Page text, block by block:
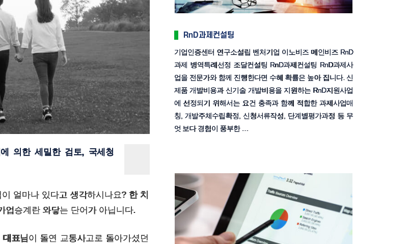
의한 세밀한 검토, 국세청
얼마나 있다고 생각하시나요? 한 치
업승계란 와닿는 단어가 아닙니다.
표님 이 돌연 교통사고로 돌아가셨던
RnD과제컨설팅
기업인증센터 연구소설립 벤처기업 이노비즈 메인비즈 RnD
과제 병역특례선정 조달컨설팅 RnD과제컨설팅 RnD과제사
업을 전문가와 함께 진행한다면 수혜 확률은 높아 집니다. 신
제품 개발비용과 신기술 개발비용을 지원하는 RnD지원사업
에 선정되기 위해서는 요건 충족과 함께 적합한 과제사업매
칭, 개발주체수립확정, 신청서류작성, 단계별평가과정 등 무
엇 보다 경험이 풍부한 …